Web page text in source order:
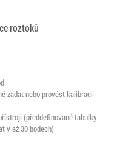
roztoků
zadat nebo provést kalibraci
(předdefinované tabulky
v až 30 bodech)